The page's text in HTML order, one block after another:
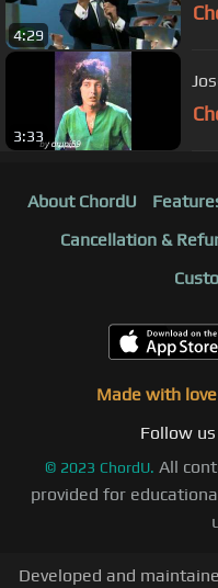
4:29
3:33
About ChordU
Cancellation &
Made with
Follow
© 2023 ChordU. All
provided for
Developed and